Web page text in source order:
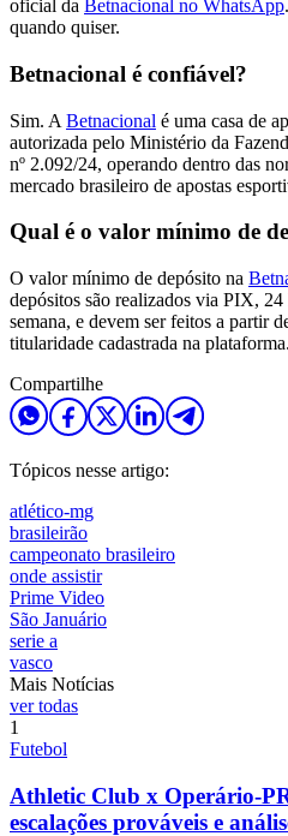
oficial da Betnacional no WhatsApp
quando quiser.
Betnacional é confiável?
Sim. A Betnacional é uma casa de
autorizada pelo Ministério da
nº 2.092/24, operando dentro das
mercado brasileiro de apostas
Qual é o valor mínimo de
O valor mínimo de depósito na
depósitos são realizados via PIX,
semana, e devem ser feitos a partir
titularidade cadastrada na plataforma.
Compartilhe
Tópicos nesse artigo:
atlético-mg
brasileirão
campeonato brasileiro
onde assistir
Prime Video
São Januário
serie a
vasco
Mais Notícias
ver todas
1
Futebol
Athletic Club x Operário-
escalações prováveis e